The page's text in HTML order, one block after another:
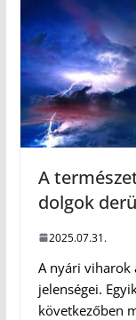
A
dolgok
2025.07.31.
A nyári viharok
jelenségei.
következőben